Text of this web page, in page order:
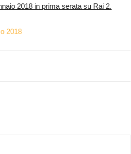
2018 in prima serata su Rai 2.
2018